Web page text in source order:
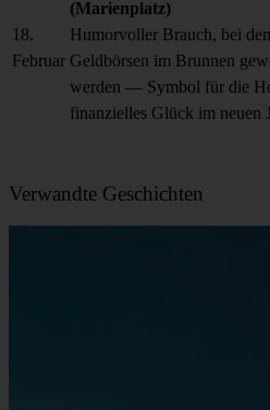
18.
Februar
(Marienplatz)
Humorvoller Brauch, bei
Geldbörsen im Brunnen
werden — Symbol für die
finanzielles Glück im neuen
Verwandte Geschichten